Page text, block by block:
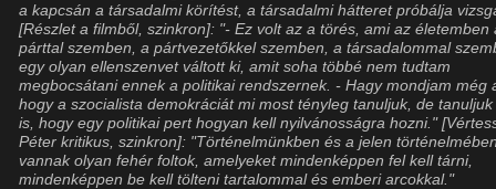
a kapcsán a társadalmi körítést, a társadalmi hátteret próbálja
[Részlet a filmből, szinkron]: "- Ez volt az a törés, ami az életemben
párttal szemben, a pártvezetőkkel szemben, a társadalommal
egy olyan ellenszenvet váltott ki, amit soha többé nem tudtam
megbocsátani ennek a politikai rendszernek. - Hagy mondjam még
hogy a szocialista demokráciát mi most tényleg tanuljuk, de
is, hogy egy politikai pert hogyan kell nyilvánosságra hozni."
Péter kritikus, szinkron]: "Történelmünkben és a jelen
vannak olyan fehér foltok, amelyeket mindenképpen fel kell tárni,
mindenképpen be kell tölteni tartalommal és emberi arcokkal."